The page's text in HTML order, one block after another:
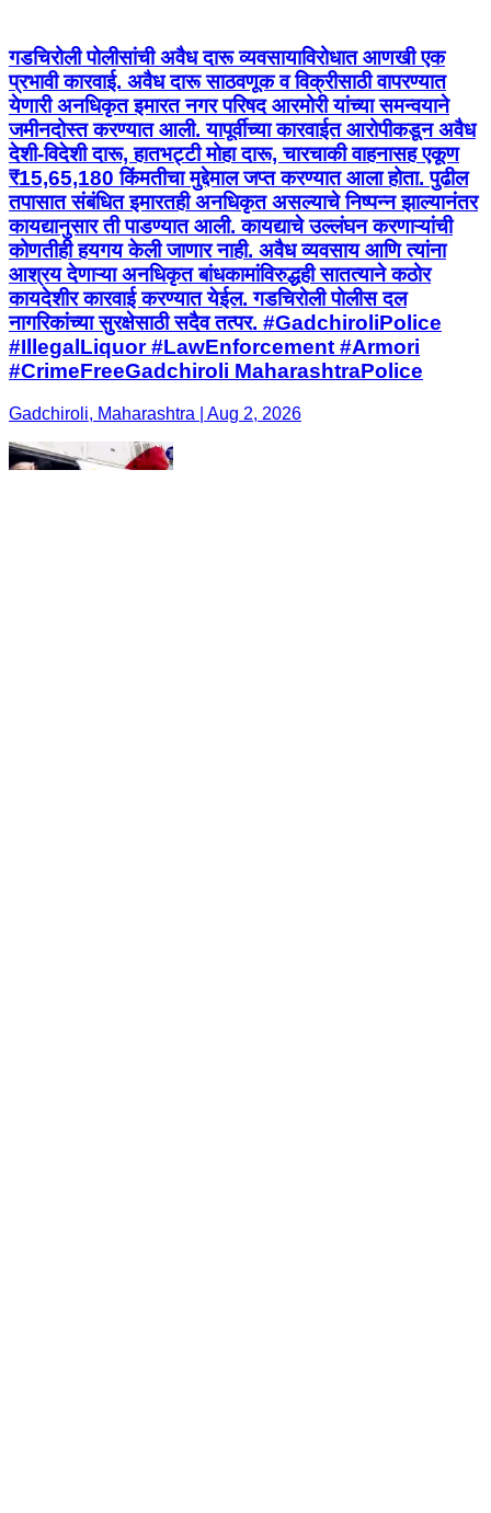
गडचिरोली पोलीसांची अवैध दारू व्यवसायाविरोधात आणखी एक
प्रभावी कारवाई. अवैध दारू साठवणूक व विक्रीसाठी वापरण्यात
येणारी अनधिकृत इमारत नगर परिषद आरमोरी यांच्या समन्वयाने
जमीनदोस्त करण्यात आली. यापूर्वीच्या कारवाईत आरोपीकडून अवैध
देशी-विदेशी दारू, हातभट्टी मोहा दारू, चारचाकी वाहनासह एकूण
₹15,65,180 किंमतीचा मुद्देमाल जप्त करण्यात आला होता. पुढील
तपासात संबंधित इमारतही अनधिकृत असल्याचे निष्पन्न झाल्यानंतर
कायद्यानुसार ती पाडण्यात आली. कायद्याचे उल्लंघन करणाऱ्यांची
कोणतीही हयगय केली जाणार नाही. अवैध व्यवसाय आणि त्यांना
आश्रय देणाऱ्या अनधिकृत बांधकामांविरुद्धही सातत्याने कठोर
कायदेशीर कारवाई करण्यात येईल. गडचिरोली पोलीस दल
नागरिकांच्या सुरक्षेसाठी सदैव तत्पर. #GadchiroliPolice
#IllegalLiquor #LawEnforcement #Armori
#CrimeFreeGadchiroli MaharashtraPolice
Gadchiroli, Maharashtra | Aug 2, 2026